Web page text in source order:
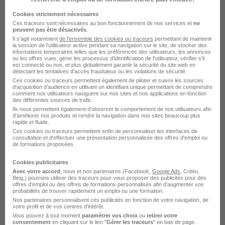
Ces offres pourraient aussi
vous intéresser
Approvisionneur H/F
Groupe Fauché
Rungis - 94 CDI
Cookies strictement nécessaires
Ces traceurs sont nécessaires au bon fonctionnement de nos services et ne
peuvent pas être désactivés
Il s'agit notamment de l'ensemble des cookies ou traceurs permettant de maintenir
la session de l'utilisateur active pendant sa navigation sur le site, de stocker des
informations temporaires telles que les préférences des utilisateurs, les annonces
ou les offres vues, gérer les processus d'identification de l'utilisateur, vérifier s'il
est connecté ou non, et plus globalement garantir la sécurité du site web en
détectant les tentatives d'accès frauduleux ou les violations de sécurité.
Ces cookies ou traceurs permettent également de piloter et suivre les sources
d'acquisition d'audience en utilisant un identifiant unique permettant de comprendre
comment nos utilisateurs naviguent sur nos sites et nos applications en fonction
des différentes sources de trafic.
Ils nous permettent également d’observer le comportement de nos utilisateurs afin
d'améliorer nos produits et rendre la navigation dans nos sites beaucoup plus
rapide et fluide.
Ces cookies ou traceurs permettent enfin de personnaliser les interfaces de
consultation et d'effectuer une présentation personnalisée des offres d'emploi ou
de formations proposées.
Cookies publicitaires
Avec votre accord , nous et nos partenaires (Facebook, Google Ads , Critéo,
Bing,) pouvons utiliser des traceurs pour vous proposer des publicités pour des
offres d’emploi ou des offres de formations personnalisés afin d’augmenter vos
probabilités de trouver rapidement un emploi ou une formation.
Nos partenaires personnalisent ces publicités en fonction de votre navigation, de
votre profil et de vos centres d’intérêt.
Vous pouvez à tout moment paramétrer vos choix ou retirer votre
consentement en cliquant sur le lien "Gérer les traceurs" en bas de page.